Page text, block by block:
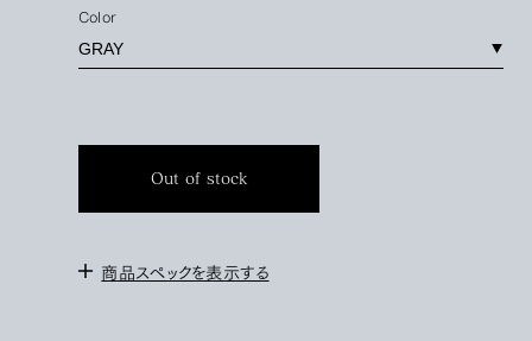
Color
Out of stock
商品スペックを表示する